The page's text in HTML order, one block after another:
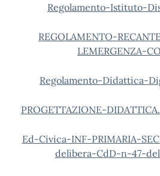
Regolamento-Istituto-
REGOLAMENTO-
LEMERGENZA-
Regolamento-Didattica-
PROGETTAZIONE-
Ed-Civica-INF-PRIMARIA-
delibera-CdD-n-47-